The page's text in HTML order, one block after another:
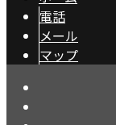
電話
メール
マップ